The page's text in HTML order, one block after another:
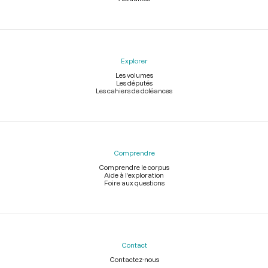
Explorer
Les volumes
Les députés
Les cahiers de doléances
Comprendre
Comprendre le corpus
Aide à l'exploration
Foire aux questions
Contact
Contactez-nous